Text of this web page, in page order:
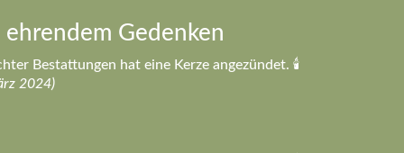
ehrendem Gedenken
Bestattungen hat eine Kerze angezündet. 🕯️
2024)